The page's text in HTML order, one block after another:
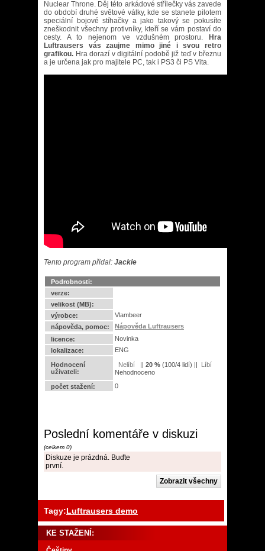
Nuclear Throne. Děj této arkádové střílečky vás zavede
do období druhé světové války, kde se stanete pilotem
speciální bojové stíhačky a jako takový se pokusíte
zneškodnit všechny protivníky, kteří se vám postaví do
cesty. A to nejenom ve vzdušném prostoru.
Hra
Luftrausers vás zaujme mimo jiné i svou retro
grafikou. Hra dorazí v digitální podobě již teď v březnu
a je určena jak pro majitele PC, tak i PS3 či PS Vita.
Tento program přidal: Jackie
Podrobnosti:
verze:
velikost (MB):
výrobce:
Vlambeer
nápověda, pomoc:
Nápověda Luftrausers
licence:
Novinka
lokalizace:
ENG
Hodnocení
uživateli:
|| 20 % (100/4 lidí) ||
Nehodnoceno
počet stažení:
0
Poslední komentáře v diskuzi
(celkem 0)
Diskuze je prázdná. Buďte
první.
Tagy:Luftrausers demo
KE STAŽENÍ: